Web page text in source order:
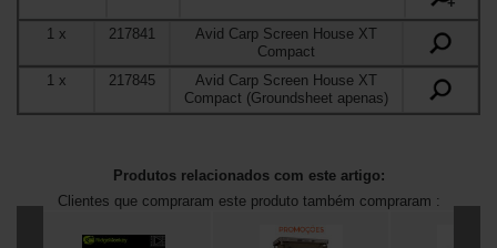
1 x 217841
Avid Carp Screen House XT
Compact
1x 217845
Avid Carp Screen House XT
Compact (Groundsheet apenas)
Produtos relacionados com este artigo:
Clientes que compraram este produto também compraram :